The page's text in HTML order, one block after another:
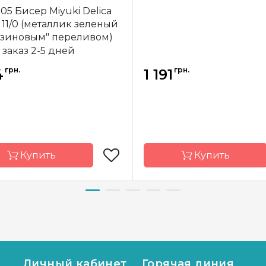
Бисер Miyuki Delica
11/0 (металлик зеленый
переливом)
2-5 дней
грн.
Купить
стекло
1 191 грн.
Купить
производитель
Материал